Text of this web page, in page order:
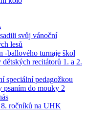
svůj vánoční
lesů
-ballového turnaje škol
recitátorů 1. a 2.
speciální pedagožkou
psaním do mouky 2
ročníků na UHK